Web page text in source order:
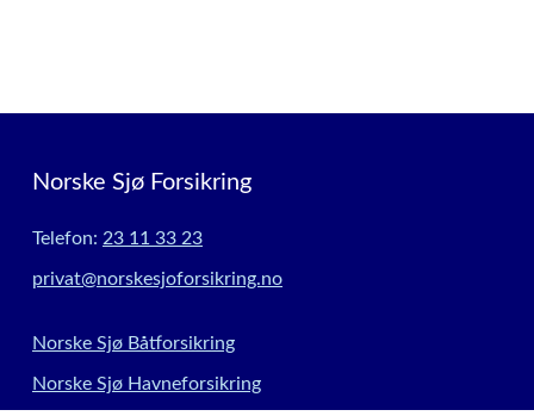
Norske Sjø Båtforsikring
Norske Sjø Havneforsikring
Norske Sjø Forsikring
Telefon: 23 11 33 23
privat@norskesjoforsikring.no